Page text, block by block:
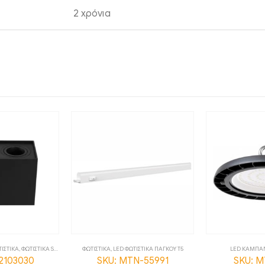
2 χρόνια
ΠΑΓΚΟΥ T5
55991
LED ΚΑΜΠΑΝΕΣ,ΦΩΤΙΣΤΙΚΑ
SKU: MTN-82111
LED
SKU: